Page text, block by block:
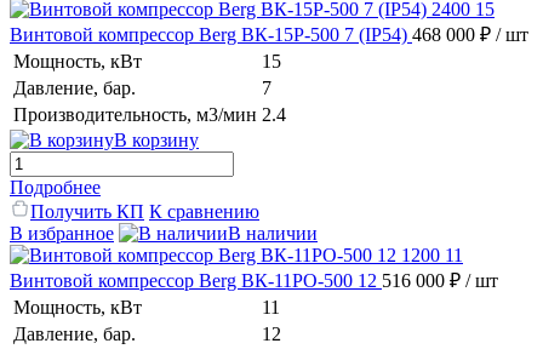
Винтовой компрессор Berg ВК-15Р-500 7 (IP54) 468 000 ₽ / шт
Мощность, кВт
15
Давление, бар.
7
Производительность, м3/мин 2.4
В корзину
Подробнее
Получить КП К сравнению
В избранное
В наличии
Винтовой компрессор Berg ВК-11РО-500 12 516 000 ₽ / шт
Мощность, кВт
11
Давление, бар.
12